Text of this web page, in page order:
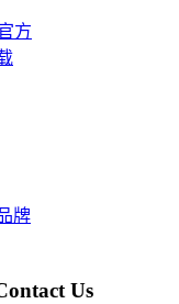
方
牌
Us